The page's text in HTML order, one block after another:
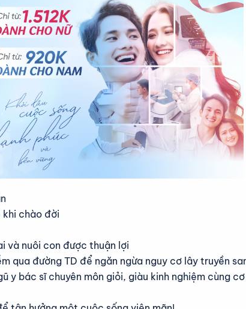
khi chào đời
và nuôi con được thuận lợi
qua đường TD để ngăn ngừa nguy cơ lây truyền
y bác sĩ chuyên môn giỏi, giàu kinh nghiệm cùng